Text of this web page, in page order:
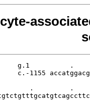
g.1          .
c.-1155
.         .